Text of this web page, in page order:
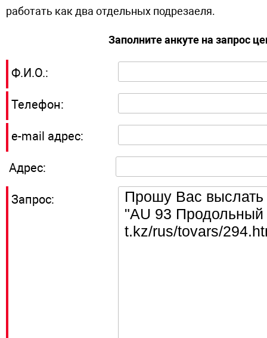
работать как два отдельных подрезаеля.
Заполните анкуте на запрос
Ф.И.О.:
Телефон:
e-mail адрес:
Адрес:
Запрос: